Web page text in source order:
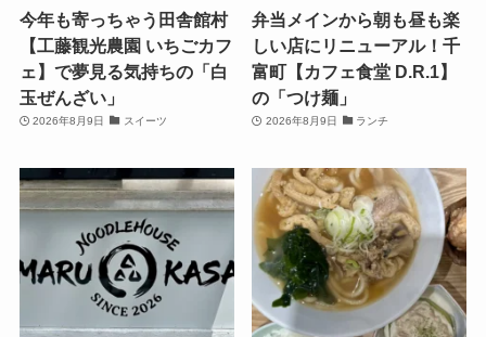
今年も寄っちゃう田舎館村
【工藤観光農園 いちごカフ
ェ】で夢見る気持ちの「白
玉ぜんざい」
2026年8月9日 スイーツ
弁当メインから朝も昼も楽
しい店にリニューアル！千
富町【カフェ食堂 D.R.1】
の「つけ麺」
2026年8月9日 ランチ